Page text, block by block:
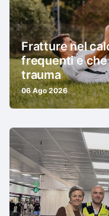
Fratture nel
frequenti e
trauma
06 Ago 2026